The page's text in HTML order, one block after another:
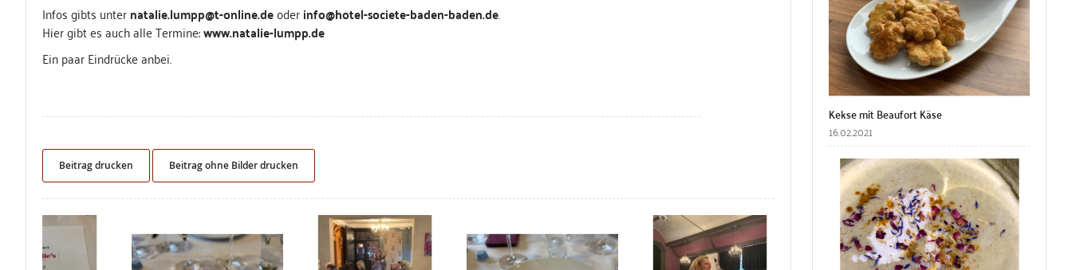
Infos gibts unternatalie.lumpp@t-online.deoderinfo@hotel-societe-baden-baden.de.
Hier gibt es auch alle Termine:www.natalie-lumpp.de
Ein paar Eindrücke anbei.
Beitrag drucken Beitrag ohne Bilder drucken
Kekse mit Beaufort Käse
16.02.2021